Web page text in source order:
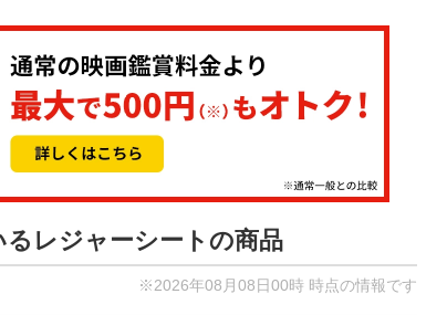
レジャーシートの商品
※2026年08月08日00時 時点の情報です